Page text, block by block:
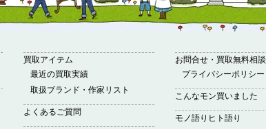
買取アイテム
最近の買取実績
取扱ブランド・作家リスト
よくあるご質問
お問合せ・買取無料相談
プライバシーポリシー
こんなモン買いました
モノ語りヒト語り